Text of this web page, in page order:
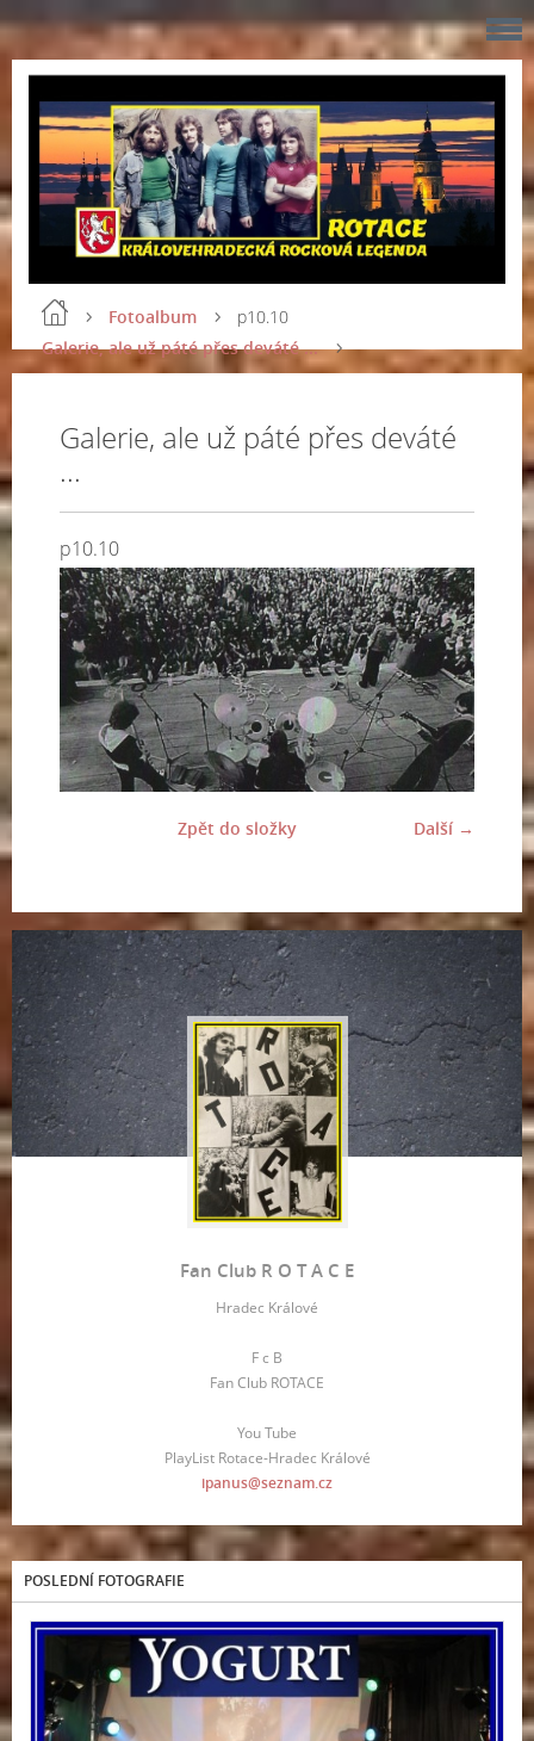
Fotoalbum
Galerie, ale už páté přes deváté ...
p10.10
Galerie, ale už páté přes deváté
...
p10.10
Další →
Zpět do složky
Fan Club R O T A C E
Hradec Králové
F c B
Fan Club ROTACE
You Tube
PlayList Rotace-Hradec Králové
ipanus@seznam.cz
POSLEDNÍ FOTOGRAFIE